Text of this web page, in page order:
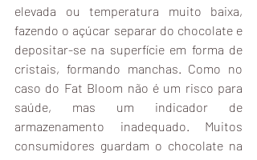
elevada ou temperatura muito baixa,
fazendo o açúcar separar do chocolate e
depositar-se na superfície em forma de
cristais, formando manchas. Como no
caso do Fat Bloom não é um risco para
saúde, mas um indicador de
armazenamento inadequado. Muitos
consumidores guardam o chocolate na